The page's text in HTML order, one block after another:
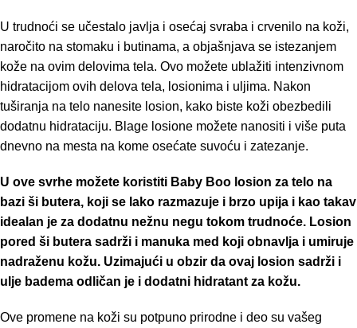
U trudnoći se učestalo javlja i osećaj svraba i crvenilo na koži,
naročito na stomaku i butinama, a objašnjava se istezanjem
kože na ovim delovima tela. Ovo možete ublažiti intenzivnom
hidratacijom ovih delova tela, losionima i uljima. Nakon
tuširanja na telo nanesite losion, kako biste koži obezbedili
dodatnu hidrataciju. Blage losione možete nanositi i više puta
dnevno na mesta na kome osećate suvoću i zatezanje.
U ove svrhe možete koristiti Baby Boo losion za telo na
bazi ši butera, koji se lako razmazuje i brzo upija i kao takav
idealan je za dodatnu nežnu negu tokom trudnoće. Losion
pored ši butera sadrži i manuka med koji obnavlja i umiruje
nadraženu kožu. Uzimajući u obzir da ovaj losion sadrži i
ulje badema odličan je i dodatni hidratant za kožu.
Ove promene na koži su potpuno prirodne i deo su vašeg